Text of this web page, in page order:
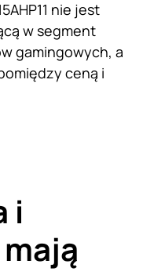
nie jest
w segment
gamingowych, a
ceną i
i